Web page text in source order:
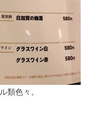
類色々。